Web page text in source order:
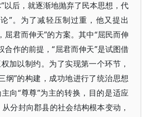
以后，就逐渐地抛弃了民本思想，代
”。为了减轻压制过重，他又提出
屈君而伸天”的方案。其中“屈民而伸
合作的前提，“屈君而伸天”是试图借
加以制约。为了实现第一个环节，
纲”的构建，成功地进行了统治思想
向“尊尊”为主的转换，目的是适应
分封向郡县的社会结构根本变动，